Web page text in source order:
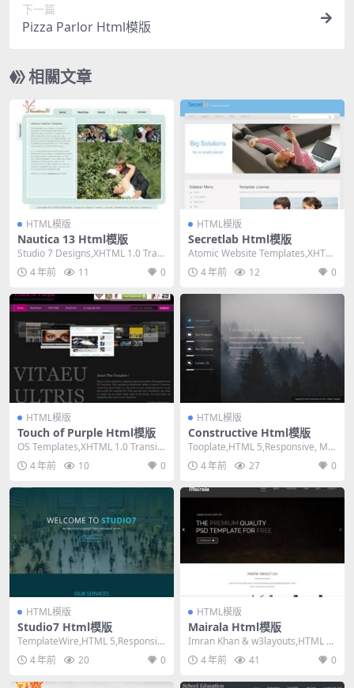
下一篇
Pizza Parlor Html模版
相關文章
HTML模版
Nautica 13 Html模版
Studio 7 Designs,XHTML 1.0 Tran
sitional,...
4 年前 11 0
HTML模版
Secretlab Html模版
Atomic Website Templates,XHTM
L 1.0 Trans...
4 年前 12 0
HTML模版
Touch of Purple Html模版
OS Templates,XHTML 1.0 Transiti
onal,Fixe...
4 年前 10 0
HTML模版
Constructive Html模版
Tooplate,HTML 5,Responsive, Mix
ed Column...
4 年前 27 0
HTML模版
Studio7 Html模版
TemplateWire,HTML 5,Responsiv
e, 4 Column...
4 年前 20 0
HTML模版
Mairala Html模版
Imran Khan & w3layouts,HTML 5,
Respon...
4 年前 41 0